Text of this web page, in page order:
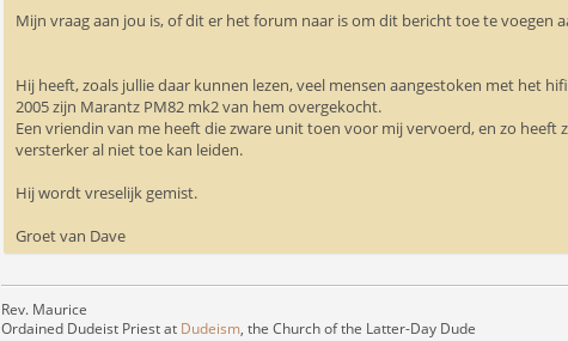
Mijn vraag aan jou is, of dit er het forum naar is om dit bericht toe te voegen
Hij heeft, zoals jullie daar kunnen lezen, veel mensen aangestoken met het
2005 zijn Marantz PM82 mk2 van hem overgekocht.
Een vriendin van me heeft die zware unit toen voor mij vervoerd, en zo
versterker al niet toe kan leiden.
Hij wordt vreselijk gemist.
Groet van Dave
Rev. Maurice
Ordained Dudeist Priest at Dudeism, the Church of the Latter-Day Dude